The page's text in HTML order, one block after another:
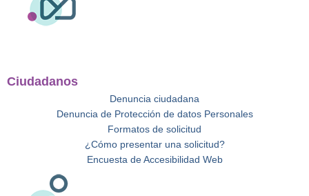
Ciudadanos
Denuncia ciudadana
Denuncia de Protección de datos Personales
Formatos de solicitud
¿Cómo presentar una solicitud?
Encuesta de Accesibilidad Web